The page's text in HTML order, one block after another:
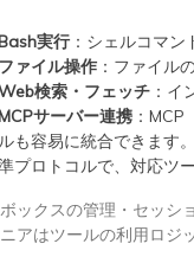
Bash実行：シェルコマン
ファイル操作 ：ファイル
検索・フェッチ ：イ
MCPサーバー連携 ：
ルも容易に統合できます
プロトコルで、対応ツ
ックスの管理・セッシ
アはツールの利用ロジ